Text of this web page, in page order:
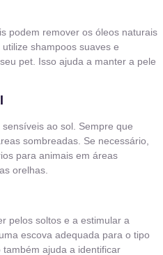
podem remover os óleos naturais
shampoos suaves e
pet. Isso ajuda a manter a pele
ao sol. Sempre que
sombreadas. Se necessário,
para animais em áreas
orelhas.
pelos soltos e a estimular a
escova adequada para o tipo
ajuda a identificar